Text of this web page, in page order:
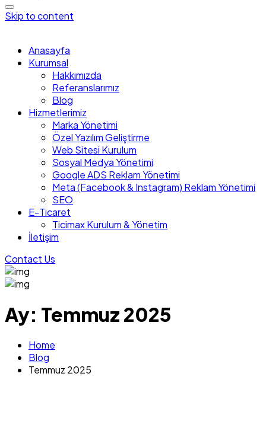
Skip to content
Anasayfa
Kurumsal
Hakkımızda
Referanslarımız
Blog
Hizmetlerimiz
Marka Yönetimi
Özel Yazılım Geliştirme
Web Sitesi Kurulum
Sosyal Medya Yönetimi
Google ADS Reklam Yönetimi
Meta (Facebook & Instagram) Reklam Yönetimi
SEO
E-Ticaret
Ticimax Kurulum & Yönetim
İletişim
Contact Us
Ay: Temmuz 2025
Home
Blog
Temmuz 2025